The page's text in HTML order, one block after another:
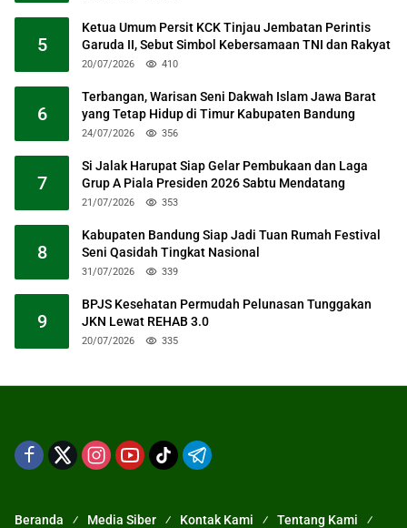
5
Ketua Umum Persit KCK Tinjau Jembatan Perintis
Garuda II, Sebut Simbol Kebersamaan TNI dan Rakyat
20/07/2026 410
6
Terbangan, Warisan Seni Dakwah Islam Jawa Barat
yang Tetap Hidup di Timur Kabupaten Bandung
24/07/2026 356
7
Si Jalak Harupat Siap Gelar Pembukaan dan Laga
Grup A Piala Presiden 2026 Sabtu Mendatang
21/07/2026 353
8
Kabupaten Bandung Siap Jadi Tuan Rumah Festival
Seni Qasidah Tingkat Nasional
31/07/2026 339
9
BPJS Kesehatan Permudah Pelunasan Tunggakan
JKN Lewat REHAB 3.0
20/07/2026 335
Beranda Media Siber Kontak Kami Tentang Kami